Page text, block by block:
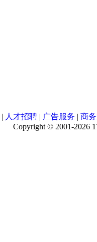
| 人才招聘 | 广告服务 | 商
Copyright © 2001-2026